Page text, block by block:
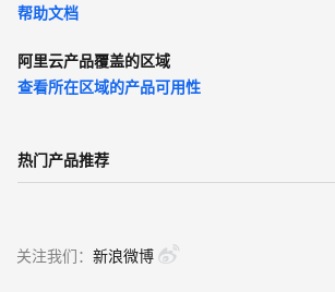
帮助文档
阿里云产品覆盖的区域
查看所在区域的产品可用性
热门产品推荐
关注我们： 新浪微博